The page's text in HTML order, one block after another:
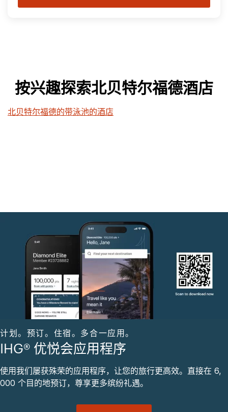
按兴趣探索北贝特尔福德酒店
北贝特尔福德的带泳池的酒店
计划。预订。住宿。多合一应用。
IHG® 优悦会应用程序
使用我们屡获殊荣的应用程序，让您的旅行更高效。直接在 6,
000 个目的地预订，尊享更多缤纷礼遇。